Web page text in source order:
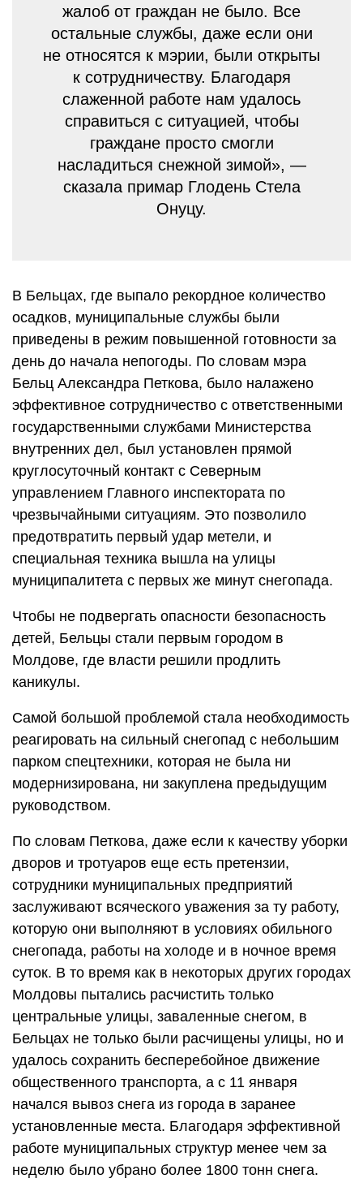
жалоб от граждан не было. Все
остальные службы, даже если они
не относятся к мэрии, были открыты
к сотрудничеству. Благодаря
слаженной работе нам удалось
справиться с ситуацией, чтобы
граждане просто смогли
насладиться снежной зимой», —
сказала примар Глодень Стела
Онуцу.
В Бельцах, где выпало рекордное количество
осадков, муниципальные службы были
приведены в режим повышенной готовности за
день до начала непогоды. По словам мэра
Бельц Александра Петкова, было налажено
эффективное сотрудничество с ответственными
государственными службами Министерства
внутренних дел, был установлен прямой
круглосуточный контакт с Северным
управлением Главного инспектората по
чрезвычайными ситуациям. Это позволило
предотвратить первый удар метели, и
специальная техника вышла на улицы
муниципалитета с первых же минут снегопада.
Чтобы не подвергать опасности безопасность
детей, Бельцы стали первым городом в
Молдове, где власти решили продлить
каникулы.
Самой большой проблемой стала необходимость
реагировать на сильный снегопад с небольшим
парком спецтехники, которая не была ни
модернизирована, ни закуплена предыдущим
руководством.
По словам Петкова, даже если к качеству уборки
дворов и тротуаров еще есть претензии,
сотрудники муниципальных предприятий
заслуживают всяческого уважения за ту работу,
которую они выполняют в условиях обильного
снегопада, работы на холоде и в ночное время
суток. В то время как в некоторых других городах
Молдовы пытались расчистить только
центральные улицы, заваленные снегом, в
Бельцах не только были расчищены улицы, но и
удалось сохранить бесперебойное движение
общественного транспорта, а с 11 января
начался вывоз снега из города в заранее
установленные места. Благодаря эффективной
работе муниципальных структур менее чем за
неделю было убрано более 1800 тонн снега.